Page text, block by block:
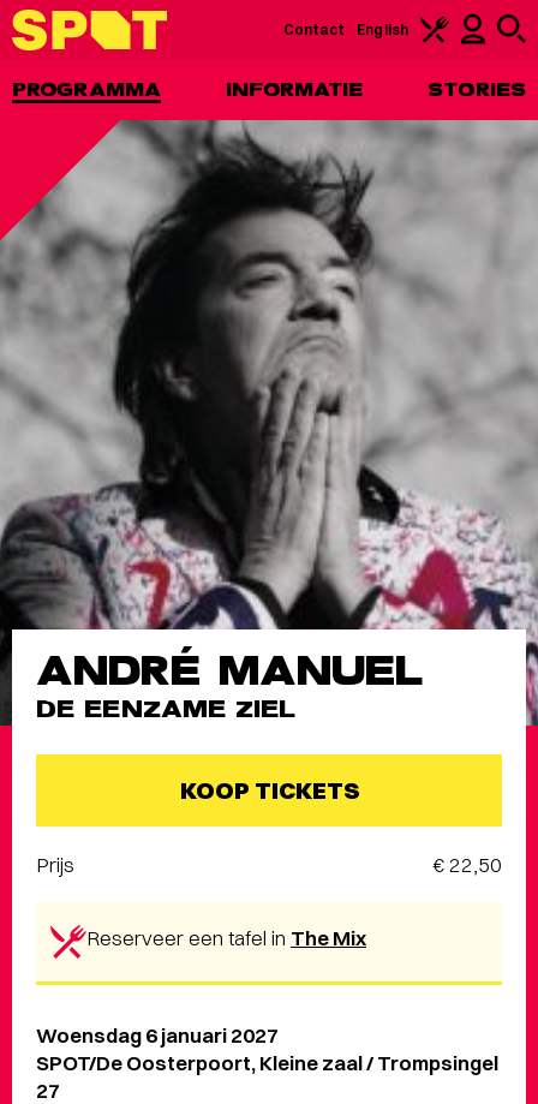
PROGRAMMA INFORMATIE STORIES
Contact English
ANDRÉ MANUEL
DE EENZAME ZIEL
Woensdag 6 januari 2027
SPOT/De Oosterpoort, Kleine zaal / Trompsingel
27
KOOP TICKETS
Prijs € 22,50
Reserveer een tafel in The Mix